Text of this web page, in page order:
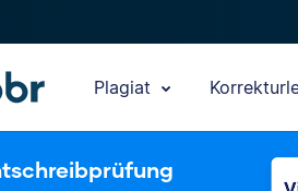
Plagiat